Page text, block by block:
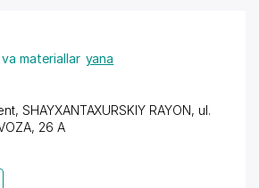
materiallar yana
SHAYXANTAXURSKIY RAYON, ul.
, 26 A